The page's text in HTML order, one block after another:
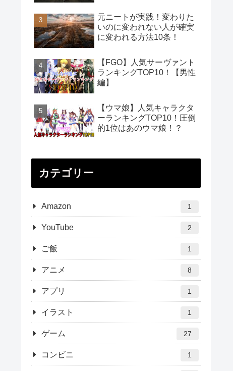
元ニートが実践！変わりた
いのに変われない人が確実
に変われる方法10条！
【FGO】人気サーヴァント
ランキングTOP10！【男性
編】
【ウマ娘】人気キャラクタ
ーランキングTOP10！圧倒
的1位はあのウマ娘！？
カテゴリー
Amazon 1
YouTube 2
ご飯 1
アニメ 8
アプリ 1
イラスト 1
ゲーム 27
コンビニ 1